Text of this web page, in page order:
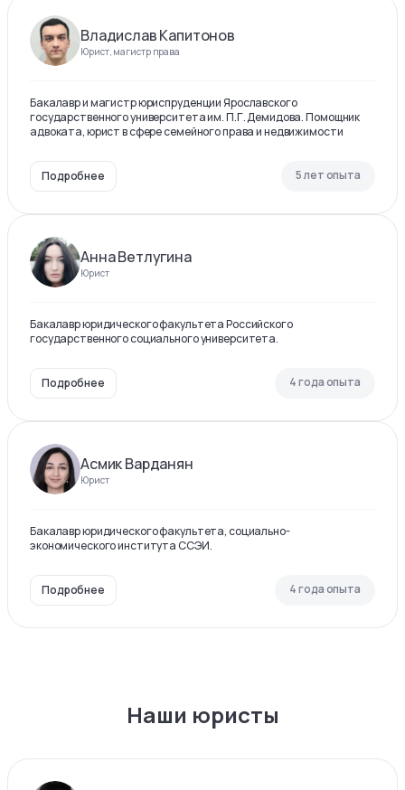
Владислав Капитонов
Юрист, магистр права
Бакалавр и магистр юриспруденции Ярославского
государственного университета им. П.Г. Демидова. Помощник
адвоката, юрист в сфере семейного права и недвижимости
Подробнее 5 лет опыта
Анна Ветлугина
Юрист
Бакалавр юридического факультета Российского
государственного социального университета.
Подробнее 4 года опыта
Асмик Варданян
Юрист
Бакалавр юридического факультета, социально-
экономического института ССЭИ.
Подробнее 4 года опыта
Наши юристы